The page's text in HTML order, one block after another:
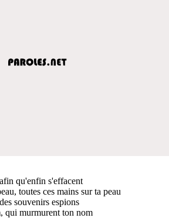
qu'enfin s'effacent
toutes ces mains sur ta peau
souvenirs espions
qui murmurent ton nom